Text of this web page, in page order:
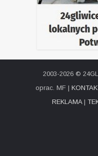
2003-2026 ©
oprac. MF |
REKLAMA|